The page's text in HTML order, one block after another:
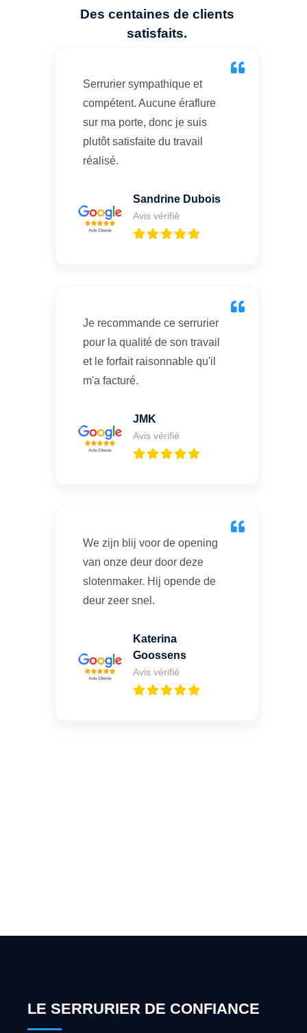
Des centaines de clients
satisfaits.
Serrurier sympathique et
compétent. Aucune éraflure
sur ma porte, donc je suis
plutôt satisfaite du travail
réalisé.
Sandrine Dubois
Avis vérifié
Je recommande ce serrurier
pour la qualité de son travail
et le forfait raisonnable qu'il
m'a facturé.
JMK
Avis vérifié
We zijn blij voor de opening
van onze deur door deze
slotenmaker. Hij opende de
deur zeer snel.
Katerina
Goossens
Avis vérifié
LE SERRURIER DE CONFIANCE